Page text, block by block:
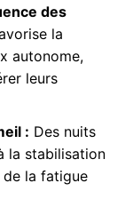
des
la
autonome,
leurs
: Des nuits
la stabilisation
de la fatigue